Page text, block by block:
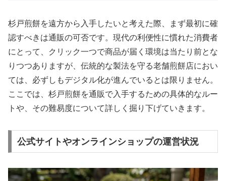
杉戸煎餅を遠方から入手したいと考えた際、まず最初に確
認すべきは通販の可否です。現代の利便性に慣れた消費者
にとって、クリック一つで商品が届く環境は当たり前とな
りつつありますが、伝統的な製法を守る老舗煎餅店におい
ては、必ずしもデジタル化が進んでいるとは限りません。
ここでは、杉戸煎餅を通販で入手するための具体的なルー
トや、その難易度について詳しく掘り下げていきます。
公式サイトやオンラインショップの運営状況